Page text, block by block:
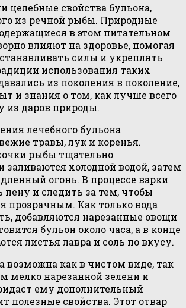
целебные свойства бульона,
из речной рыбы. Природные
в этом питательном
влияют на здоровье, помогая
силы и укреплять
использования таких
из поколения в поколение,
и знания о том, как лучше всего
из даров природы.
лечебного бульона
травы, лук и коренья.
рыбы тщательно
холодной водой, затем
огонь. В процессе варки
и следить за тем, чтобы
прозрачным. Как только вода
добавляются нарезанные овощи
бульон около часа, а в конце
листья лавра и соль по вкусу.
возможна как в чистом виде, так
мелко нарезанной зелени и
ему дополнительный
полезные свойства. Этот отвар